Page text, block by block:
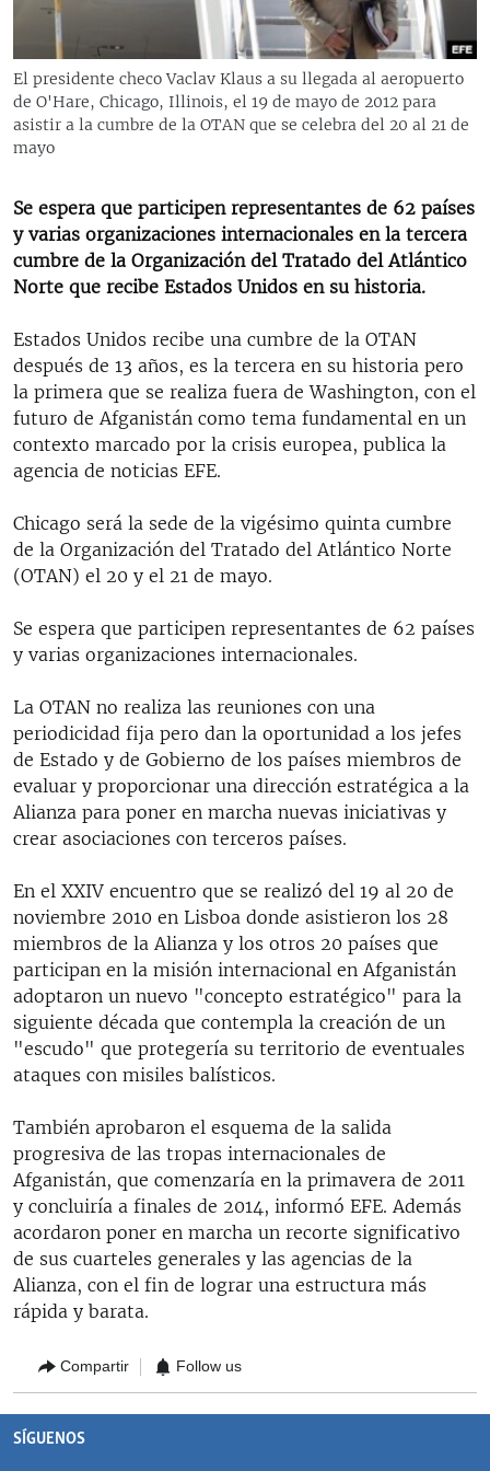
RADIO MARTÍ
ESPECIALES
ESPECIALES
LA REALIDAD DE LA VIVIENDA EN CUBA
KENTU-CUBANO
LOS SANTOS DE HIALEAH
DESINFORMACIÓN RUSA EN AMÉRICA LATINA
LA INVASIÓN DE RUSIA A UCRANIA
MULTIMEDIA
EDITORIALES
El presidente checo Vaclav Klaus a su llegada al aeropuerto
de O'Hare, Chicago, Illinois, el 19 de mayo de 2012 para
asistir a la cumbre de la OTAN que se celebra del 20 al 21 de
mayo
Se espera que participen representantes de 62 países
y varias organizaciones internacionales en la tercera
cumbre de la Organización del Tratado del Atlántico
Norte que recibe Estados Unidos en su historia.
Estados Unidos recibe una cumbre de la OTAN
después de 13 años, es la tercera en su historia pero
la primera que se realiza fuera de Washington, con el
futuro de Afganistán como tema fundamental en un
contexto marcado por la crisis europea, publica la
agencia de noticias EFE.
Chicago será la sede de la vigésimo quinta cumbre
de la Organización del Tratado del Atlántico Norte
(OTAN) el 20 y el 21 de mayo.
Se espera que participen representantes de 62 países
y varias organizaciones internacionales.
La OTAN no realiza las reuniones con una
periodicidad fija pero dan la oportunidad a los jefes
de Estado y de Gobierno de los países miembros de
evaluar y proporcionar una dirección estratégica a la
Alianza para poner en marcha nuevas iniciativas y
crear asociaciones con terceros países.
En el XXIV encuentro que se realizó del 19 al 20 de
noviembre 2010 en Lisboa donde asistieron los 28
miembros de la Alianza y los otros 20 países que
participan en la misión internacional en Afganistán
adoptaron un nuevo "concepto estratégico" para la
siguiente década que contempla la creación de un
"escudo" que protegería su territorio de eventuales
ataques con misiles balísticos.
También aprobaron el esquema de la salida
progresiva de las tropas internacionales de
Afganistán, que comenzaría en la primavera de 2011
y concluiría a finales de 2014, informó EFE. Además
acordaron poner en marcha un recorte significativo
de sus cuarteles generales y las agencias de la
Alianza, con el fin de lograr una estructura más
rápida y barata.
Compartir Follow us
SÍGUENOS